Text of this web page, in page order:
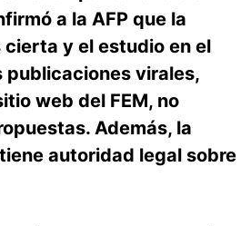
a la AFP que la
y el estudio en el
publicaciones virales,
web del FEM, no
Además, la
autoridad legal sobre